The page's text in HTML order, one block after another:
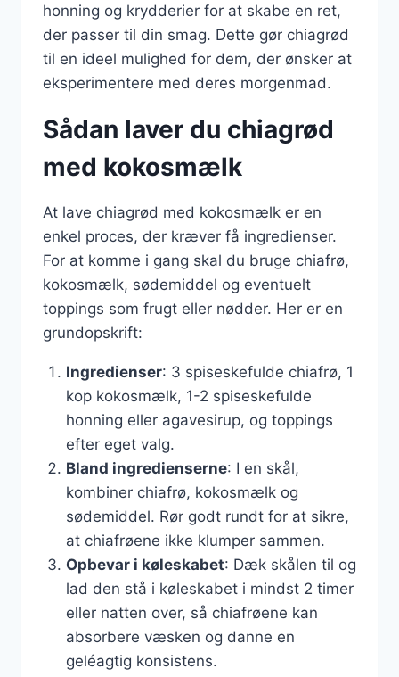
honning og krydderier for at skabe en ret,
der passer til din smag. Dette gør chiagrød
til en ideel mulighed for dem, der ønsker at
eksperimentere med deres morgenmad.
Sådan laver du chiagrød
med kokosmælk
At lave chiagrød med kokosmælk er en
enkel proces, der kræver få ingredienser.
For at komme i gang skal du bruge chiafrø,
kokosmælk, sødemiddel og eventuelt
toppings som frugt eller nødder. Her er en
grundopskrift:
Ingredienser: 3 spiseskefulde chiafrø, 1
kop kokosmælk, 1-2 spiseskefulde
honning eller agavesirup, og toppings
efter eget valg.
Bland ingredienserne: I en skål,
kombiner chiafrø, kokosmælk og
sødemiddel. Rør godt rundt for at sikre,
at chiafrøene ikke klumper sammen.
Opbevar i køleskabet: Dæk skålen til og
lad den stå i køleskabet i mindst 2 timer
eller natten over, så chiafrøene kan
absorbere væsken og danne en
geléagtig konsistens.